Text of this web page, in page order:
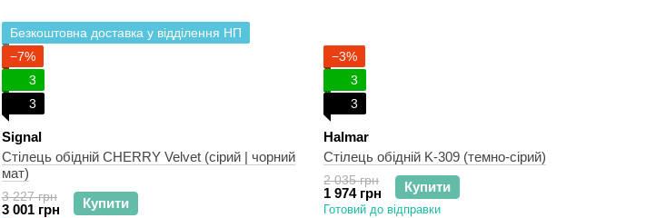
Безкоштовна доставка у відділення НП
−7%
3
3
Signal
Стілець обідній CHERRY Velvet (сірий | чорний
мат)
3 227 грн
3 001 грн Купити
−3%
3
3
Halmar
Стілець обідній K-309 (темно-сірий)
2 035 грн
1 974 грн Купити
Готовий до відправки